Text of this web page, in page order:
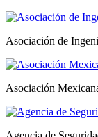
Asociación de
Asociación